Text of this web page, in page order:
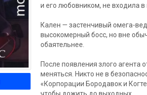
и его любовником, не входила в
Кален — застенчивый омега-
высокомерный босс, но вне
обаятельнее.
После появления злого агента
меняться. Никто не в
«Корпорации Бородавок и